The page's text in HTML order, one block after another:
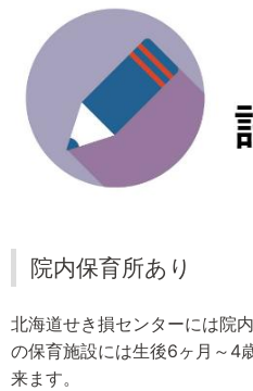
院内保育所あり
北海道せき損センターには院
の保育施設には生後6ヶ月～4
来ます。